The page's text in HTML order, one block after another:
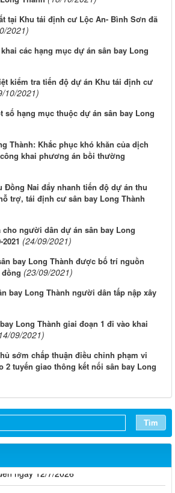
tại Khu tái định cư Lộc An- Bình Sơn đã
2021)
các hạng mục dự án sân bay Long
kiểm tra tiến độ dự án Khu tái định cư
10/2021)
số hạng mục thuộc dự án sân bay Long
Thành: Khắc phục khó khăn của dịch
khai phương án bồi thường
Đồng Nai đẩy nhanh tiến độ dự án thu
trợ, tái định cư sân bay Long Thành
cho người dân dự án sân bay Long
(24/09/2021)
bay Long Thành được bố trí nguồn
(23/09/2021)
bay Long Thành người dân tấp nập xây
Long Thành giai đoạn 1 đi vào khai
09/2021)
sớm chấp thuận điều chỉnh phạm vi
2 tuyến giao thông kết nối sân bay Long
Tìm
ngày 09/8/2026
ngày 26/7/2026
ngày 18/7/2026
ngày 12/7/2026